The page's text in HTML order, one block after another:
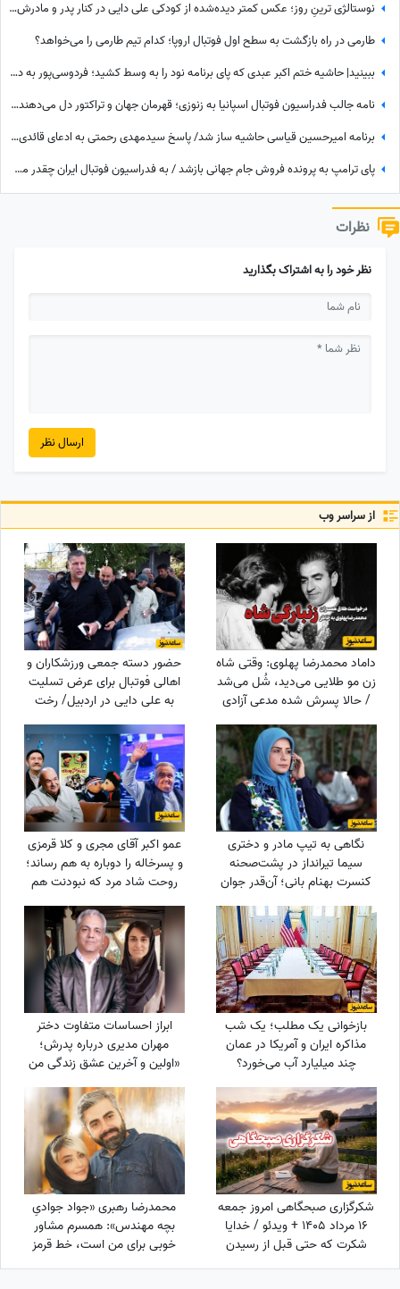
نوستالژی ترینِ روز؛ عکس کمتر دیده‌شده از کودکی علی دایی در کنار پدر و مادرش؛ سفری که خاطره شد
طارمی در راه بازگشت به سطح اول فوتبال اروپا؛ کدام تیم طارمی را می‌خواهد؟
ببینید| حاشیه ختم اکبر عبدی که پای برنامه نود را به وسط کشید؛ فردوسی‌پور به دستبوسی وزیر چه واکنشی نشان داد؟
نامه جالب فدراسیون فوتبال اسپانیا به زنوزی؛ قهرمان جهان و تراکتور دل می‌دهند و قلوه می‌گیرند!
برنامه امیرحسین قیاسی حاشیه ساز شد/ پاسخ سیدمهدی رحمتی به ادعای قائدی؛ رحمتی به قائدی گفته بود شلوارت را درمی‌آورم؟!
پای ترامپ به پرونده فروش جام جهانی بازشد / به فدراسیون فوتبال ایران چقدر می‌رسد؟
نظرات
نظر خود را به اشتراک بگذارید
ارسال نظر
از سراسر وب
داماد محمدرضا پهلوی: وقتی شاه
زن مو طلایی می‌دید، شُل می‌شد
/ حالا پسرش شده مدعی آزادی
زنان!!!
حضور دسته جمعی ورزشکاران و
اهالی فوتبال برای عرض تسلیت
به علی دایی در اردبیل/ رخت
عزای شهریار فوتبال ایران در مقام
اقوام درجه یک+عکس
نگاهی به تیپ مادر و دختری
سیما تیرانداز در پشت‌صحنه
کنسرت بهنام بانی؛ آن‌قدر جوان
که همه گفتند خواهرش است! +
عکس
عمو اکبر آقای مجری و کلا قرمزی
و پسرخاله را دوباره به هم رساند؛
روحت شاد مرد که نبودنت هم
خیر و برکت دارد
بازخوانی یک مطلب؛ یک شب
مذاکره ایران و آمریکا در عمان
چند میلیارد آب می‌خورد؟
ابراز احساسات متفاوت دختر
مهران مدیری درباره پدرش؛
«اولین و آخرین عشق زندگی من
بابامه» + ویدئو
شکرگزاری صبحگاهی امروز جمعه
16 مرداد 1405 + ویدئو / خدایا
شکرت که حتی قبل از رسیدن
آرزوهایم، آرامشِ ایمان به اجابت
محمدرضا رهبری «جواد جوادیِ
بچه مهندس»: همسرم مشاور
خوبی برای من است، خط قرمز
من خانوادمه/عروسی خواهرم